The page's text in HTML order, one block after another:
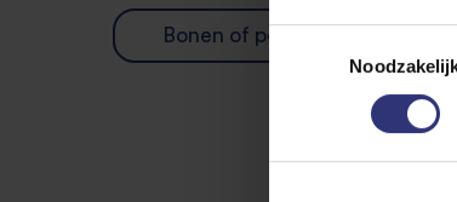
Toestemmingsselectie
Bonen of peulvruchten
31 -